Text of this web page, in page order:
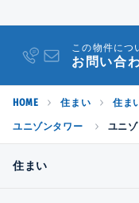
この物件につ
お問い合
HOME 住まい 住ま
ユニゾンタワー ユニ
住まい